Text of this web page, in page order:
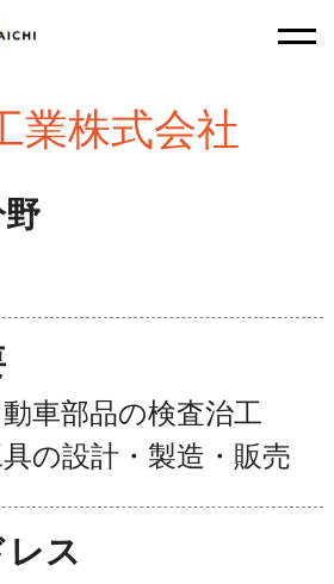
業株式会社
車部品の検査治工
の設計・製造・販売
レス